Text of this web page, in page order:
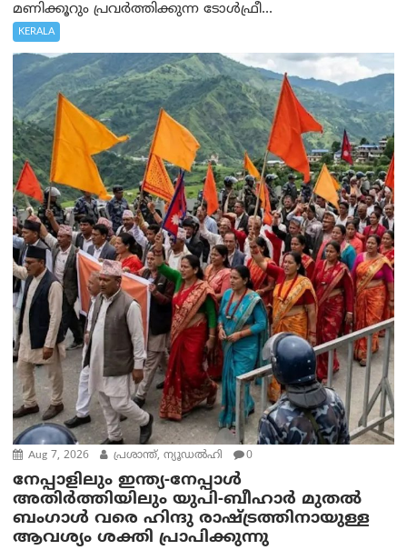
മണിക്കൂറും പ്രവർത്തിക്കുന്ന ടോൾഫ്രീ...
KERALA
Aug 7, 2026 പ്രശാന്ത്, ന്യൂഡല്‍ഹി 0
നേപ്പാളിലും ഇന്ത്യ-നേപ്പാൾ
അതിർത്തിയിലും യുപി-ബീഹാർ മുതൽ
ബംഗാൾ വരെ ഹിന്ദു രാഷ്ട്രത്തിനായുള്ള
ആവശ്യം ശക്തി പ്രാപിക്കുന്നു